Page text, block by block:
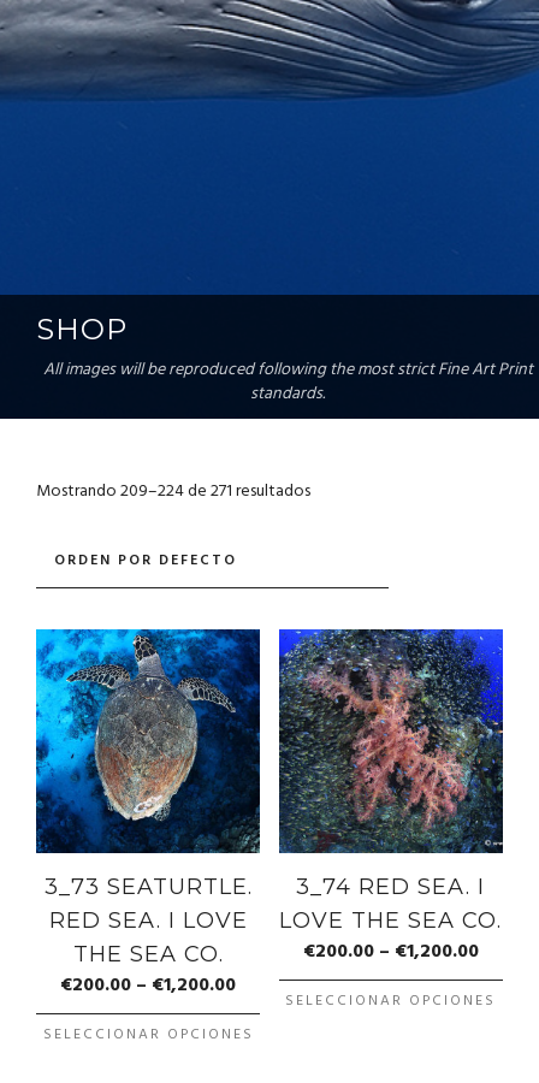
SHOP
All images will be reproduced following the most strict Fine Art Print
standards.
Mostrando 209–224 de 271 resultados
3_73 SEATURTLE.
RED SEA. I LOVE
THE SEA CO.
€200.00– €1,200.00
SELECCIONAR OPCIONES
3_74 RED SEA. I
LOVE THE SEA CO.
€200.00– €1,200.00
SELECCIONAR OPCIONES